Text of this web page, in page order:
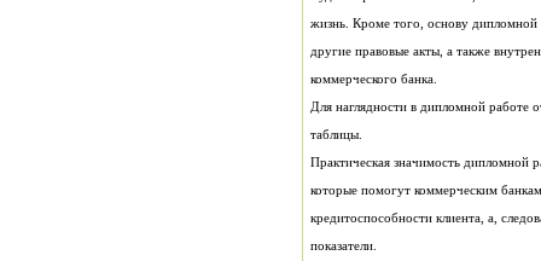
коммерческого банка.
таблицы.
показатели.